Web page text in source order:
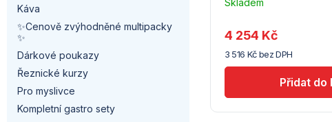
Káva
✨Cenově zvýhodněné multipacky
✨
Dárkové poukazy
Řeznické kurzy
Pro myslivce
Kompletní gastro sety
ů
z
5
Skladem
Troubsko
3 516 Kč bez DPH
4 254 Kč